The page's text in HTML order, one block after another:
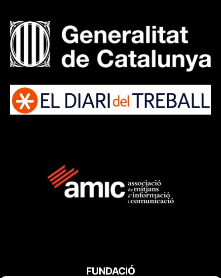
FUNDACIÓ